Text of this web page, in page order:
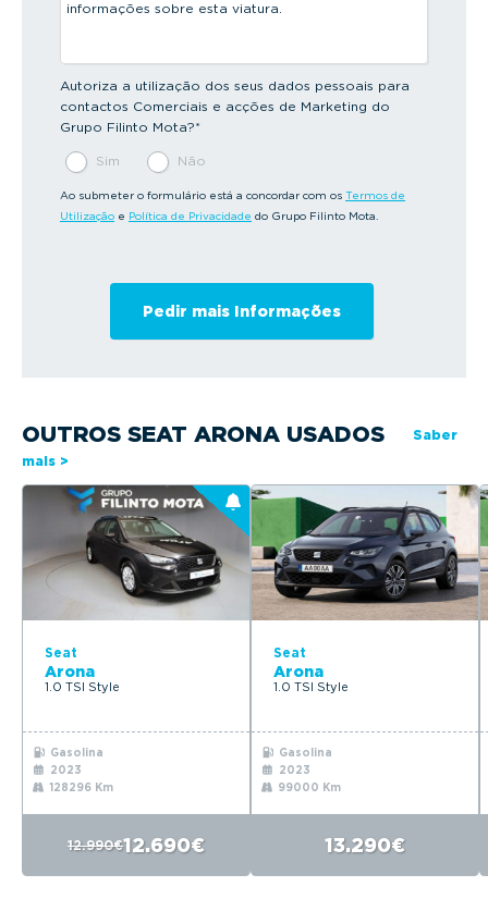
Autoriza a utilização dos seus dados pessoais para
contactos Comerciais e acções de Marketing do
Grupo Filinto Mota?*
Sim Não
Ao submeter o formulário está a concordar com os Termos de
Utilização e Política de Privacidade do Grupo Filinto Mota.
OUTROS SEAT ARONA USADOS
Saber
mais >
Seat
Arona
1.0 TSI Style
Gasolina
2023
128296 Km
12.990€12.690€
Seat
Arona
1.0 TSI Style
Gasolina
2023
99000 Km
13.290€